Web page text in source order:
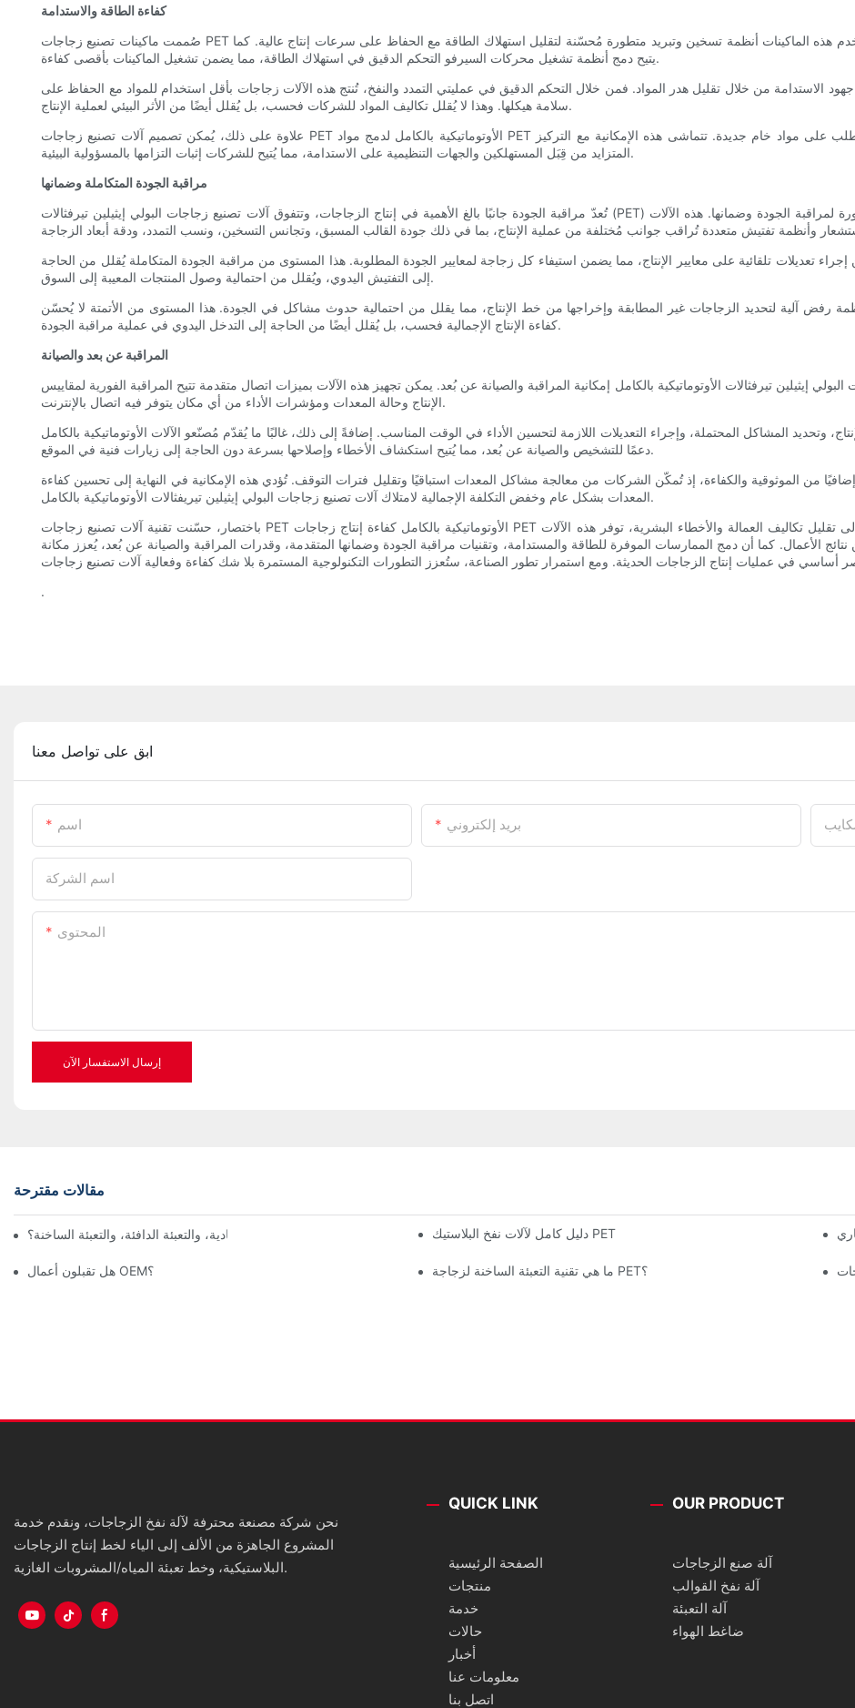
كفاءة الطاقة والاستدامة
صُممت ماكينات تصنيع زجاجات PET الأوتوماتيكية بالكامل مع مراعاة كفاءة الطاقة والاستدامة. تستخدم هذه الماكينات أنظمة تسخين وتبريد متطورة مُحسّنة لتقليل استهلاك الطاقة مع الحفاظ على سرعات إنتاج عالية. كما
يتيح دمج أنظمة تشغيل محركات السيرفو التحكم الدقيق في استهلاك الطاقة، مما يضمن تشغيل الماكينات بأقصى كفاءة.
الاستدامة من خلال تقليل هدر المواد. فمن خلال التحكم الدقيق في عمليتي التمدد والنفخ، تُنتج هذه الآلات زجاجات بأقل استخدام للمواد مع الحفاظ على
سلامة هيكلها. وهذا لا يُقلل تكاليف المواد للشركات فحسب، بل يُقلل أيضًا من الأثر البيئي لعملية الإنتاج.
علاوة على ذلك، يُمكن تصميم آلات تصنيع زجاجات PET الأوتوماتيكية بالكامل لدمج مواد PET المُعاد تدويرها في عملية الإنتاج، مما يُعزز الاستدامة ويُقلل الطلب على مواد خام جديدة. تتماشى هذه الإمكانية مع التركيز
المتزايد من قِبَل المستهلكين والجهات التنظيمية على الاستدامة، مما يُتيح للشركات إثبات التزامها بالمسؤولية البيئية.
مراقبة الجودة المتكاملة وضمانها
تُعدّ مراقبة الجودة جانبًا بالغ الأهمية في إنتاج الزجاجات، وتتفوق آلات تصنيع زجاجات البولي إيثيلين تيرفثالات (PET) الأوتوماتيكية بالكامل في هذا المجال بفضل دمجها تقنيات متطورة لمراقبة الجودة وضمانها. هذه الآلات
تعديلات تلقائية على معايير الإنتاج، مما يضمن استيفاء كل زجاجة لمعايير الجودة المطلوبة. هذا المستوى من مراقبة الجودة المتكاملة يُقلل من الحاجة
إلى التفتيش اليدوي، ويُقلل من احتمالية وصول المنتجات المعيبة إلى السوق.
رفض آلية لتحديد الزجاجات غير المطابقة وإخراجها من خط الإنتاج، مما يقلل من احتمالية حدوث مشاكل في الجودة. هذا المستوى من الأتمتة لا يُحسّن
كفاءة الإنتاج الإجمالية فحسب، بل يُقلل أيضًا من الحاجة إلى التدخل اليدوي في عملية مراقبة الجودة.
المراقبة عن بعد والصيانة
إيثيلين تيرفثالات الأوتوماتيكية بالكامل إمكانية المراقبة والصيانة عن بُعد. يمكن تجهيز هذه الآلات بميزات اتصال متقدمة تتيح المراقبة الفورية لمقاييس
الإنتاج وحالة المعدات ومؤشرات الأداء من أي مكان يتوفر فيه اتصال بالإنترنت.
وتحديد المشاكل المحتملة، وإجراء التعديلات اللازمة لتحسين الأداء في الوقت المناسب. إضافةً إلى ذلك، غالبًا ما يُقدّم مُصنّعو الآلات الأوتوماتيكية بالكامل
دعمًا للتشخيص والصيانة عن بُعد، مما يُتيح استكشاف الأخطاء وإصلاحها بسرعة دون الحاجة إلى زيارات فنية في الموقع.
من الموثوقية والكفاءة، إذ تُمكّن الشركات من معالجة مشاكل المعدات استباقيًا وتقليل فترات التوقف. تُؤدي هذه الإمكانية في النهاية إلى تحسين كفاءة
المعدات بشكل عام وخفض التكلفة الإجمالية لامتلاك آلات تصنيع زجاجات البولي إيثيلين تيريفثالات الأوتوماتيكية بالكامل.
باختصار، حسّنت تقنية آلات تصنيع زجاجات PET الأوتوماتيكية بالكامل كفاءة إنتاج زجاجات PET بشكل ملحوظ. بدءًا من زيادة سرعة الإنتاج والإنتاجية، وصولًا إلى تقليل تكاليف العمالة والأخطاء البشرية، توفر هذه الآلات
الأعمال. كما أن دمج الممارسات الموفرة للطاقة والمستدامة، وتقنيات مراقبة الجودة وضمانها المتقدمة، وقدرات المراقبة والصيانة عن بُعد، يُعزز مكانة
.
ابق على تواصل معنا
اسم بريد إلكتروني
اسم الشركة
المحتوى
إرسال الاستفسار الآن
مقالات مقترحة
ما الفرق بين التعبئة المعقمة، والتعبئة العادية، والتعبئة الدافئة، والتعبئة الساخنة؟ دليل كامل لآلات نفخ البلاستيك PET
هل تقبلون أعمال OEM؟ ما هي تقنية التعبئة الساخنة لزجاجة PET؟
نحن شركة مصنعة محترفة لآلة نفخ الزجاجات، ونقدم خدمة
المشروع الجاهزة من الألف إلى الياء لخط إنتاج الزجاجات
البلاستيكية، وخط تعبئة المياه/المشروبات الغازية.
QUICK LINK
الصفحة الرئيسية
منتجات
خدمة
حالات
أخبار
معلومات عنا
اتصل بنا
OUR PRODUCT
آلة صنع الزجاجات
آلة نفخ القوالب
آلة التعبئة
ضاغط الهواء